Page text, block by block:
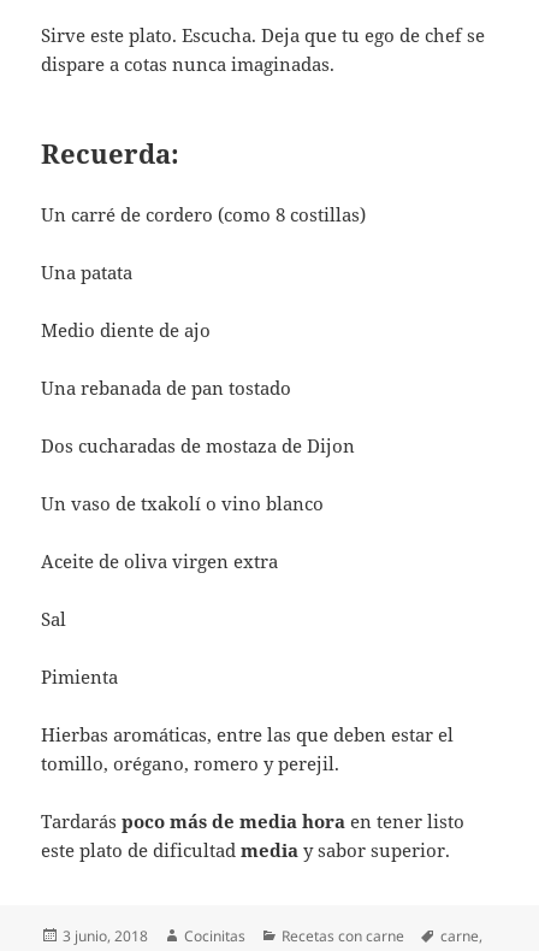
Sirve este plato. Escucha. Deja que tu ego de chef se
dispare a cotas nunca imaginadas.
Recuerda:
Un carré de cordero (como 8 costillas)
Una patata
Medio diente de ajo
Una rebanada de pan tostado
Dos cucharadas de mostaza de Dijon
Un vaso de txakolí o vino blanco
Aceite de oliva virgen extra
Sal
Pimienta
Hierbas aromáticas, entre las que deben estar el
tomillo, orégano, romero y perejil.
Tardaráspoco más de media hora en tener listo
este plato de dificultadmedia y sabor superior.
Publicado
3 junio, 2018 Autor
Cocinitas Categorías
Recetas con carne Etiquetas
carne,